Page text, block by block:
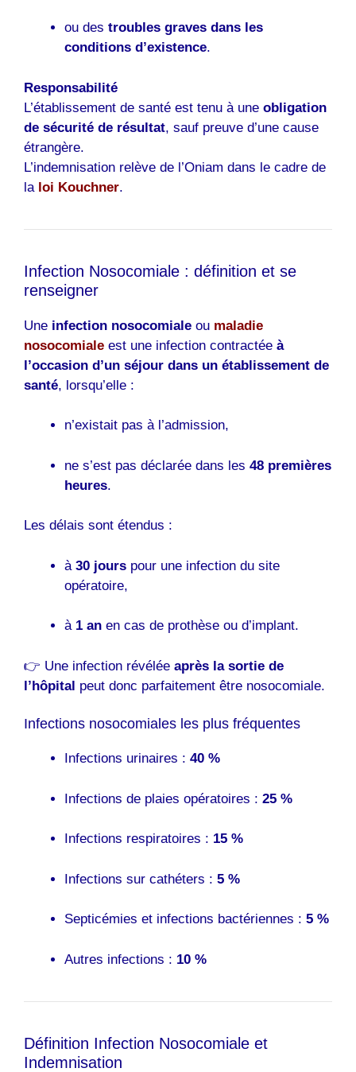
ou des troubles graves dans les
conditions d’existence.
Responsabilité
L’établissement de santé est tenu à une obligation
de sécurité de résultat, sauf preuve d’une cause
étrangère.
L’indemnisation relève de l’Oniam dans le cadre de
la loi Kouchner.
Infection Nosocomiale : définition et se
renseigner
Une infection nosocomiale ou maladie
nosocomiale est une infection contractée à
l’occasion d’un séjour dans un établissement de
santé, lorsqu’elle :
n’existait pas à l’admission,
ne s’est pas déclarée dans les 48 premières
heures.
Les délais sont étendus :
à 30 jours pour une infection du site
opératoire,
à 1 an en cas de prothèse ou d’implant.
👉 Une infection révélée après la sortie de
l’hôpital peut donc parfaitement être nosocomiale.
Infections nosocomiales les plus fréquentes
Infections urinaires : 40 %
Infections de plaies opératoires : 25 %
Infections respiratoires : 15 %
Infections sur cathéters : 5 %
Septicémies et infections bactériennes : 5 %
Autres infections : 10 %
Définition Infection Nosocomiale et
Indemnisation